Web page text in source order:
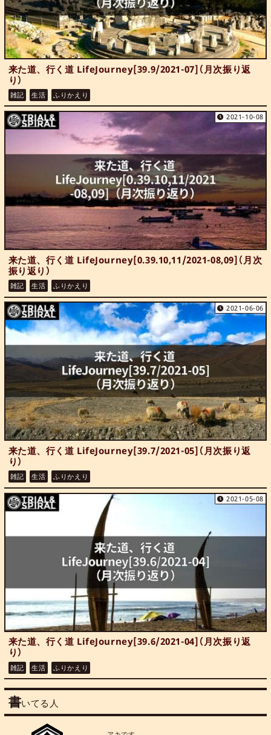
来た道、行く道 LifeJourney[39.9/2021-07]（月次振り返
り）
雑記 生活 ふりかえり
2021-10-08
来た道、行く道 LifeJourney[0.39.10,11/2021-08,09]（月次
振り返り）
雑記 生活 ふりかえり
2021-06-06
来た道、行く道 LifeJourney[39.7/2021-05]（月次振り返
り）
雑記 生活 ふりかえり
2021-05-08
来た道、行く道 LifeJourney[39.6/2021-04]（月次振り返
り）
雑記 生活 ふりかえり
書いてる人